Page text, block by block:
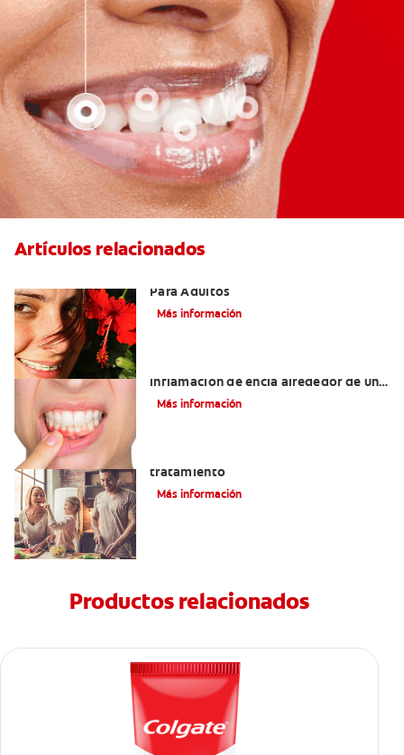
Artículos relacionados
Para Adultos
Más información
inflamación de encía alrededor de un
diente?
Más información
tratamiento
Más información
Productos relacionados